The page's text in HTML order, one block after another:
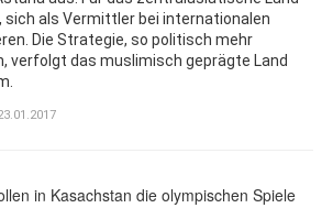
sich als Vermittler bei internationalen
Die Strategie, so politisch mehr
verfolgt das muslimisch geprägte Land